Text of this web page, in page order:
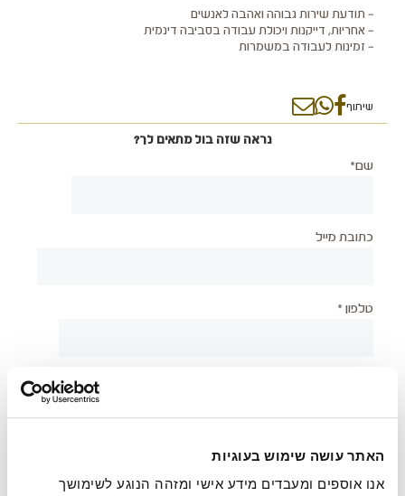
האתר עושה שימוש בעוגיות
– תודעת שירות גבוהה ואהבה לאנשים
– אחריות, דייקנות ויכולת עבודה בסביבה דינמית
– זמינות לעבודה במשמרות
שיתוף
נראה שזה בול מתאים לך?
שם*
כתובת מייל
טלפון *
צירוף קובץ